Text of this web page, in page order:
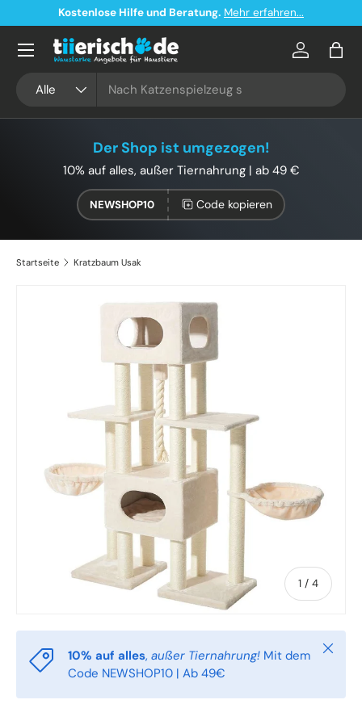
Direkt zum Inhalt
Kostenlose Hilfe und Beratung. Mehr erfahren...
Alle
Konto
Der Shop ist umgezogen!
10% auf alles, außer Tiernahrung | ab 49 €
NEWSHOP10 Code kopieren
Startseite Kratzbaum Usak
Zu Produktinformationen springen
1 / von
4
10% auf alles, außer Tiernahrung! Mit dem
Code NEWSHOP10 | Ab 49€